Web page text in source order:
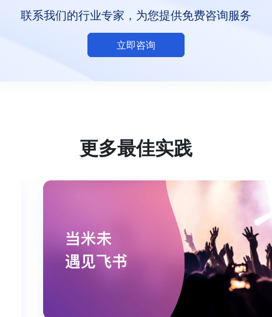
联系我们的行业专家，为您提供免费咨询服务
立即咨询
更多最佳实践